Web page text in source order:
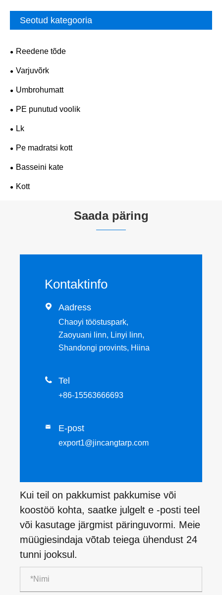
Seotud kategooria
Reedene tõde
Varjuvõrk
Umbrohumatt
PE punutud voolik
Lk
Pe madratsi kott
Basseini kate
Kott
Saada päring
Kontaktinfo
 Aadress
Chaoyi tööstuspark,
Zaoyuani linn, Linyi linn,
Shandongi provints, Hiina
 Tel
+86-15563666693
 E-post
export1@jincangtarp.com
Kui teil on pakkumist pakkumise või
koostöö kohta, saatke julgelt e -posti teel
või kasutage järgmist päringuvormi. Meie
müügiesindaja võtab teiega ühendust 24
tunni jooksul.